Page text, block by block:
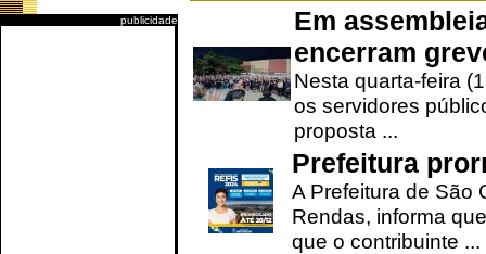
publicidade
Em
encerram
Nesta quarta-feira
os servidores
proposta ...
Prefeitura
A Prefeitura de São
Rendas, informa
que o contribuinte ...